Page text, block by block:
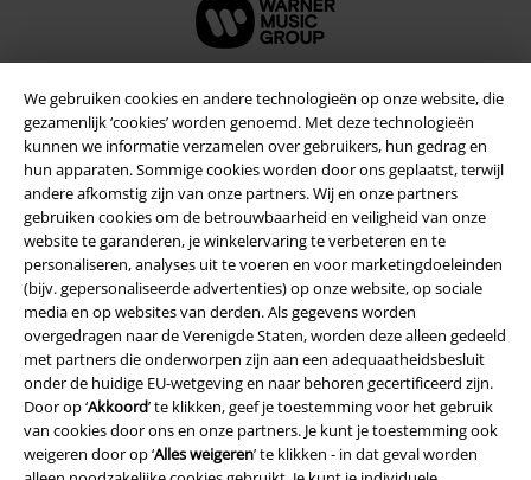
We gebruiken cookies en andere technologieën op onze website, die
gezamenlijk ‘cookies’ worden genoemd. Met deze technologieën
kunnen we informatie verzamelen over gebruikers, hun gedrag en
hun apparaten. Sommige cookies worden door ons geplaatst, terwijl
andere afkomstig zijn van onze partners. Wij en onze partners
gebruiken cookies om de betrouwbaarheid en veiligheid van onze
website te garanderen, je winkelervaring te verbeteren en te
personaliseren, analyses uit te voeren en voor marketingdoeleinden
(bijv. gepersonaliseerde advertenties) op onze website, op sociale
media en op websites van derden. Als gegevens worden
overgedragen naar de Verenigde Staten, worden deze alleen gedeeld
met partners die onderworpen zijn aan een adequaatheidsbesluit
onder de huidige EU-wetgeving en naar behoren gecertificeerd zijn.
Door op ‘Akkoord’ te klikken, geef je toestemming voor het gebruik
van cookies door ons en onze partners. Je kunt je toestemming ook
weigeren door op ‘Alles weigeren’ te klikken - in dat geval worden
Beveiliging